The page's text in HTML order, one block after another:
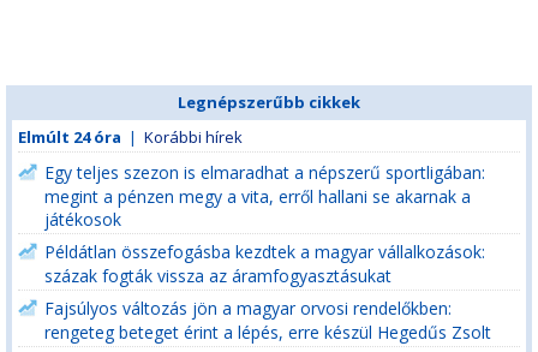
Legnépszerűbb cikkek
Elmúlt 24 óra | Korábbi hírek
Egy teljes szezon is elmaradhat a népszerű sportligában:
megint a pénzen megy a vita, erről hallani se akarnak a
játékosok
Példátlan összefogásba kezdtek a magyar vállalkozások:
százak fogták vissza az áramfogyasztásukat
Fajsúlyos változás jön a magyar orvosi rendelőkben:
rengeteg beteget érint a lépés, erre készül Hegedűs Zsolt